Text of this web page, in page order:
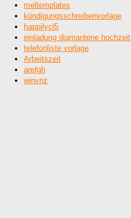
meltemplates
kündigungsschreibenvorlage
happilycl5
einladung diamantene hochzeit
telefonliste vorlage
Arbeitszeit
arefgh
winvnz